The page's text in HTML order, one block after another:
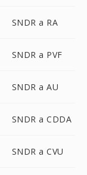
SNDR a RA
SNDR a PVF
SNDR a AU
SNDR a CDDA
SNDR a CVU